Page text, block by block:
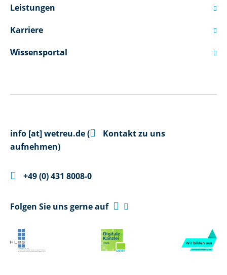
Leistungen 
Karriere 
Wissensportal 
info [at]wetreu.de(
Kontakt zu uns
aufnehmen)
 +49 (0) 431 8008-0
Folgen Sie uns gerne auf  